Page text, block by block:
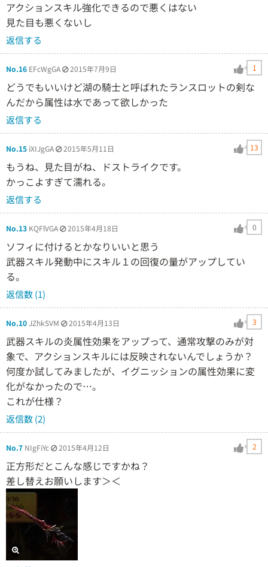
アクションスキル強化できるので悪くはない
見た目も悪くないし
返信する
No.16 EFcWgGA 2015年7月9日 1
どうでもいいけど湖の騎士と呼ばれたランスロットの剣な
んだから属性は水であって欲しかった
返信する
No.15 iXIJgGA 2015年5月11日 13
もうね、見た目がね、ドストライクです。
かっこよすぎて濡れる。
返信する
No.13 KQFlVGA 2015年4月18日 0
ソフィに付けるとかなりいいと思う
武器スキル発動中にスキル１の回復の量がアップしてい
る。
返信数 (1)
No.10JZhkSVM 2015年4月13日 3
武器スキルの炎属性効果をアップって、通常攻撃のみが対
象で、アクションスキルには反映されないんでしょうか？
何度か試してみましたが、イグニッションの属性効果に変
化がなかったので…。
これが仕様？
返信数 (2)
No.7 NIgFiYc 2015年4月12日 2
正方形だとこんな感じですかね？
差し替えお願いします＞＜